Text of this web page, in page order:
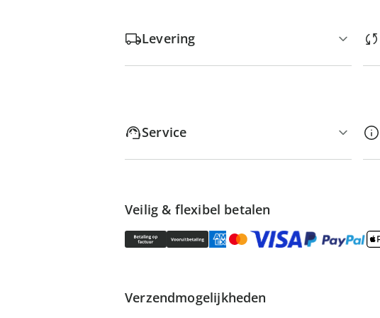
Levering
Service
Veilig & flexibel betalen
Verzendmogelijkheden